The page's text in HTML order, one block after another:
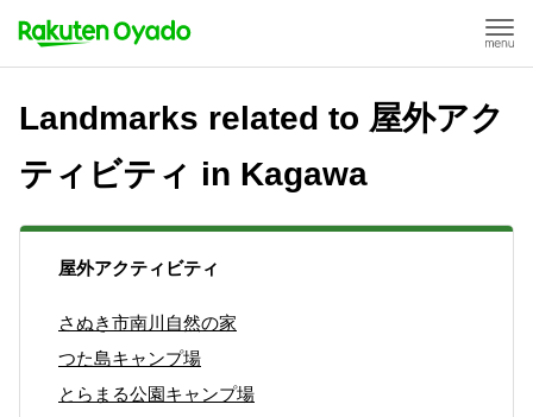
Landmarks related to 屋外アク
ティビティ in Kagawa
屋外アクティビティ
さぬき市南川自然の家
つた島キャンプ場
とらまる公園キャンプ場